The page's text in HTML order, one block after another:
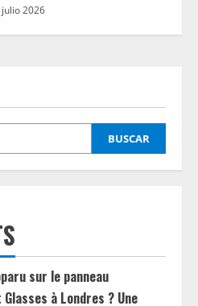
2026
BUSCAR
sur le panneau
à Londres ? Une